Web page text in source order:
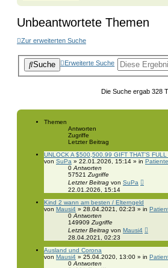
Unbeantwortete Themen
Zur erweiterten Suche
Suche Erweiterte Suche
Die Suche ergab 328
Themen
Antworten
Zugriffe
Letzter Beitrag
UNLOCK A $500,500.99 GIFT THAT’S
von SuPa » 22.01.2026, 15:14 » in
0Antworten
57521Zugriffe
Letzter Beitrag von SuPa
22.01.2026, 15:14
Kind 2 wann am besten / Elterngeld
von Mausi4 » 28.04.2021, 02:23 » in
0Antworten
149909Zugriffe
Letzter Beitrag von Mausi4
28.04.2021, 02:23
Ausland und Corona
von Mausi4 » 25.04.2020, 13:00 » in
0Antworten